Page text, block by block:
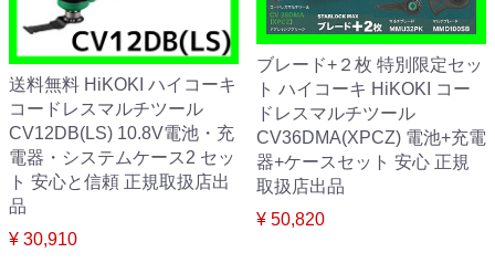
送料無料 HiKOKI ハイコーキ
コードレスマルチツール
CV12DB(LS) 10.8V電池・充
電器・システムケース2 セッ
ト 安心と信頼 正規取扱店出
品
¥ 30,910
ブレード+２枚 特別限定セッ
ト ハイコーキ HiKOKI コー
ドレスマルチツール
CV36DMA(XPCZ) 電池+充電
器+ケースセット 安心 正規
取扱店出品
¥ 50,820